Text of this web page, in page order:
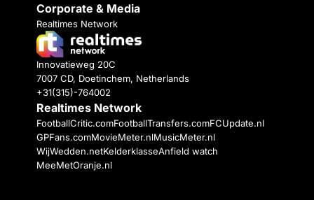
Corporate & Media
Realtimes Network
Innovatieweg 20C
7007 CD, Doetinchem, Netherlands
+31(315)-764002
Realtimes Network
FootballCritic.comFootballTransfers.comFCUpdate.nl
GPFans.comMovieMeter.nlMusicMeter.nl
WijWedden.netKelderklasseAnfield watch
MeeMetOranje.nl